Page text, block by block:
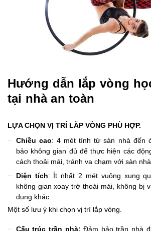
Hướng dẫn lắp vòng
tại nhà an toàn
LỰA CHỌN VỊ TRÍ LẮP VÒNG PHÙ HỢP.
Chiều cao: 4 mét tính từ sàn nhà đến
bảo không gian đủ để thực hiện các
cách thoải mái, tránh va chạm với sàn nhà.
Diện tích: Ít nhất 2 mét vuông xung
không gian xoay trở thoải mái, không bị
dụng khác.
Một số lưu ý khi chọn vị trí lắp vòng.
Cấu trúc trần nhà: Đảm bảo trần nhà